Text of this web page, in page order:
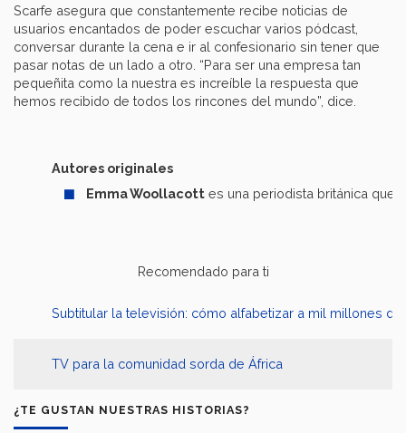
Scarfe asegura que constantemente recibe noticias de
usuarios encantados de poder escuchar varios pódcast,
conversar durante la cena e ir al confesionario sin tener que
pasar notas de un lado a otro. “Para ser una empresa tan
pequeñita como la nuestra es increíble la respuesta que
hemos recibido de todos los rincones del mundo”, dice.
Autores originales
Emma Woollacott es una periodista británica que
Recomendado para ti
Subtitular la televisión: cómo alfabetizar a mil millones
TV para la comunidad sorda de África
¿TE GUSTAN NUESTRAS HISTORIAS?